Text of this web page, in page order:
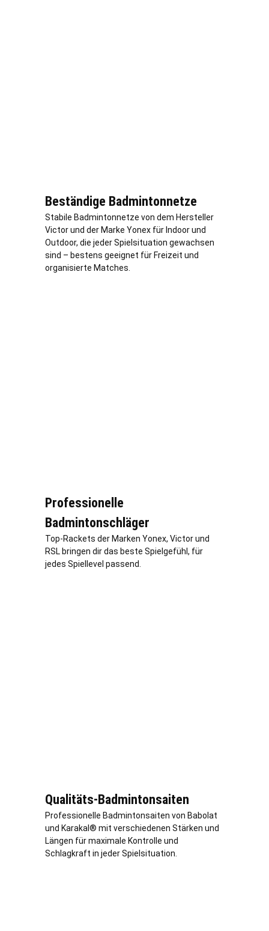
Beständige Badmintonnetze
Stabile Badmintonnetze von dem Hersteller
Victor und der Marke Yonex für Indoor und
Outdoor, die jeder Spielsituation gewachsen
sind – bestens geeignet für Freizeit und
organisierte Matches.
Professionelle
Badmintonschläger
Top-Rackets der Marken Yonex, Victor und
RSL bringen dir das beste Spielgefühl, für
jedes Spiellevel passend.
Qualitäts-Badmintonsaiten
Professionelle Badmintonsaiten von Babolat
und Karakal® mit verschiedenen Stärken und
Längen für maximale Kontrolle und
Schlagkraft in jeder Spielsituation.